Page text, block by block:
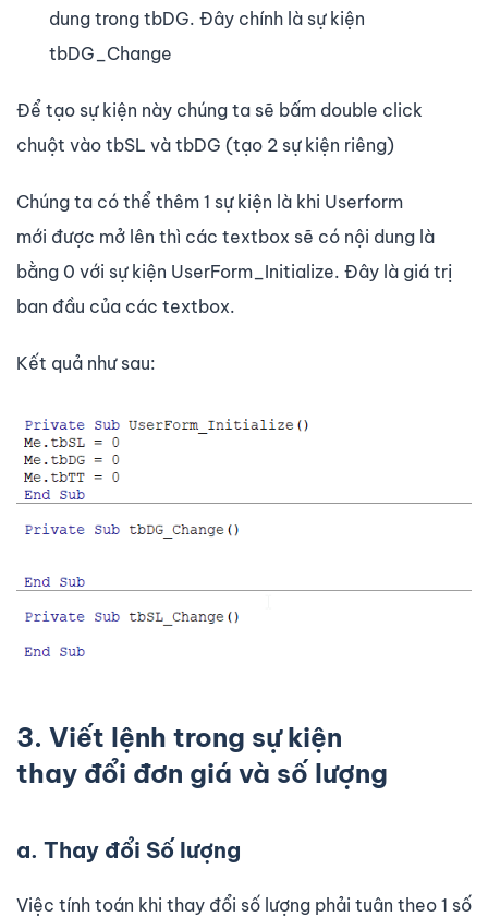
dung trong tbDG. Đây chính là sự kiện
tbDG_Change
Để tạo sự kiện này chúng ta sẽ bấm double click
chuột vào tbSL và tbDG (tạo 2 sự kiện riêng)
Chúng ta có thể thêm 1 sự kiện là khi Userform
mới được mở lên thì các textbox sẽ có nội dung là
bằng 0 với sự kiện UserForm_Initialize. Đây là giá trị
ban đầu của các textbox.
Kết quả như sau:
3. Viết lệnh trong sự kiện
thay đổi đơn giá và số lượng
a. Thay đổi Số lượng
Việc tính toán khi thay đổi số lượng phải tuân theo 1 số